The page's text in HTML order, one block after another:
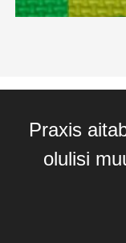
Praxis
olulisi